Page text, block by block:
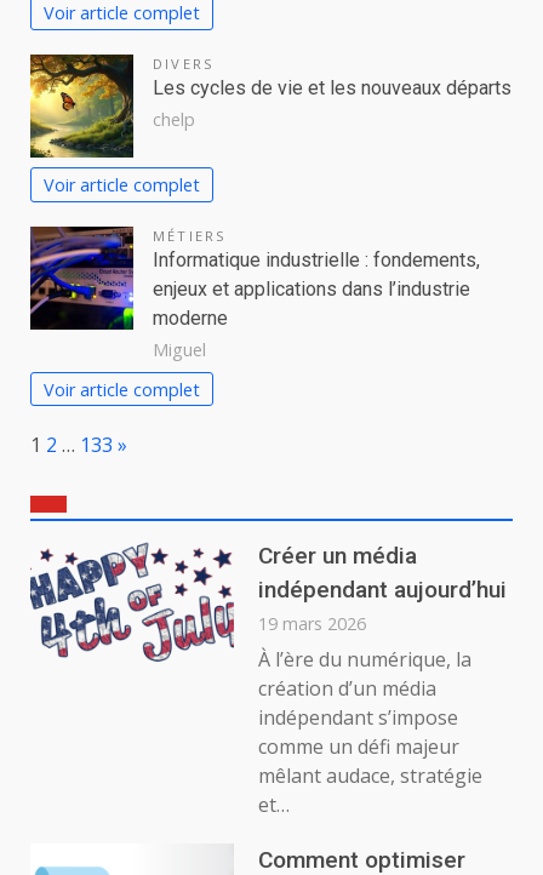
Voir article complet
DIVERS
Les cycles de vie et les nouveaux départs
chelp
Voir article complet
MÉTIERS
Informatique industrielle : fondements,
enjeux et applications dans l’industrie
moderne
Miguel
Voir article complet
Page:
1 2 … 133 Next
»
Créer un média
indépendant aujourd’hui
19 mars 2026
À l’ère du numérique, la
création d’un média
indépendant s’impose
comme un défi majeur
mêlant audace, stratégie
et…
Comment optimiser